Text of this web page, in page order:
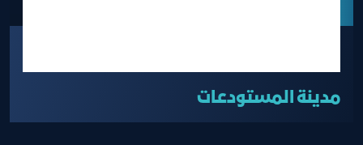
مدينة المستودعات